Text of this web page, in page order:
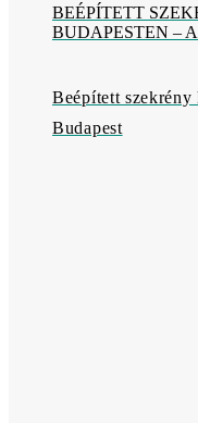
BEÉPÍTETT
BUDAPESTEN –
Beépített szekrény
Budapest